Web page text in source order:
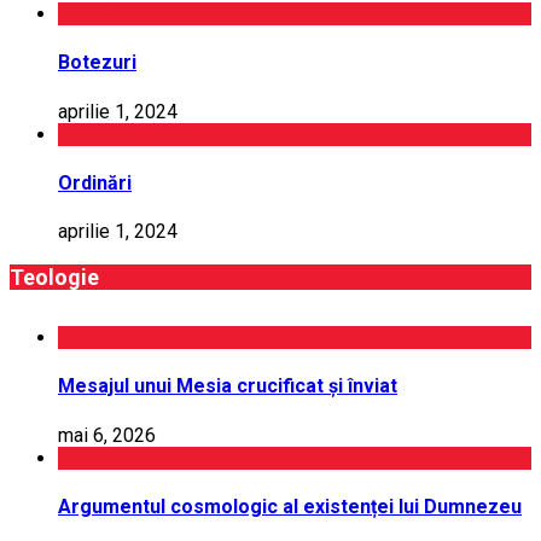
Botezuri
aprilie 1, 2024
Ordinări
aprilie 1, 2024
Teologie
Mesajul unui Mesia crucificat și înviat
mai 6, 2026
Argumentul cosmologic al existenței lui Dumnezeu